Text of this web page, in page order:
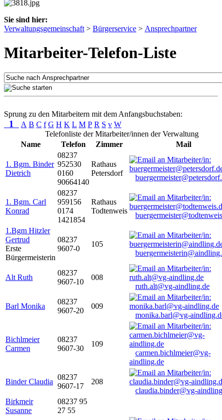
Sie sind hier:
Verwaltungsgemeinschaft > Bürgerservice > Ansprechpartner
Mitarbeiter-Telefon-Liste
Sprung zu den Mitarbeitern mit dem Anfangsbuchstaben:
1 A B C f G H K L M P R S v W
Telefonliste der Mitarbeiter/innen der Verwaltung
Name
Telefon Zimmer Mail
1. Bgm. Binder
Dietrich
08237
952530
0160
90664140
Rathaus
Petersdorf
1. Bgm. Carl
Konrad
08237
959156
0174
1421854
Rathaus
Todtenweis
1.Bgm Hitzler
Gertrud
Erste
Bürgermeisterin
08237
9607-0
105
Alt Ruth
08237
9607-10
008
ruth.alt@vg-aindling.de
Barl Monika
08237
9607-20
009
monika.barl@vg-
Bichlmeier
Carmen
08237
9607-30
109
carmen.bichlmeier@vg-
aindling.de
Binder Claudia
08237
9607-17
208
claudia.binder@vg-
Birkmeir
Susanne
08237 95
27 55